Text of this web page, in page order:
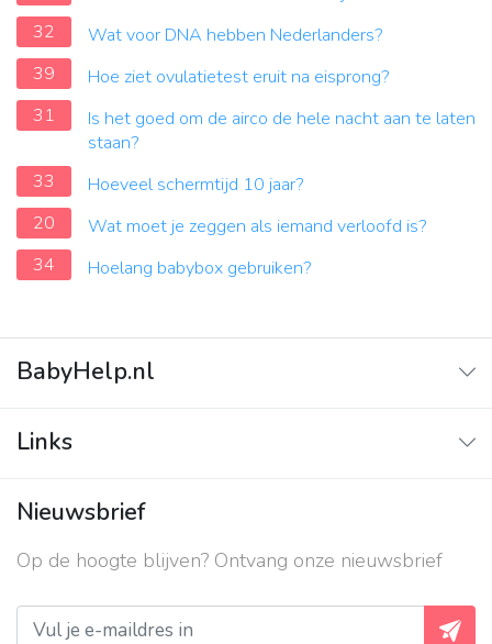
32
Wat voor DNA hebben Nederlanders?
39
Hoe ziet ovulatietest eruit na eisprong?
31
Is het goed om de airco de hele nacht aan te laten
staan?
33
Hoeveel schermtijd 10 jaar?
20
Wat moet je zeggen als iemand verloofd is?
34
Hoelang babybox gebruiken?
BabyHelp.nl
Vraag & Antwoord
Links
Contact
Over ons
Privacy beleid
Nieuwsbrief
Op de hoogte blijven? Ontvang onze nieuwsbrief